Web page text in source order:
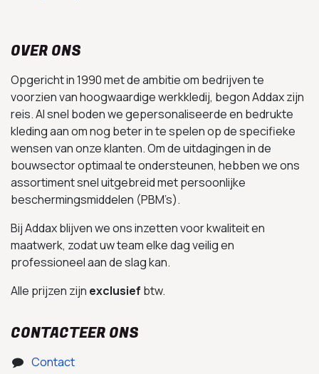
OVER ONS
Opgericht in 1990 met de ambitie om bedrijven te
voorzien van hoogwaardige werkkledij, begon Addax zijn
reis. Al snel boden we gepersonaliseerde en bedrukte
kleding aan om nog beter in te spelen op de specifieke
wensen van onze klanten. Om de uitdagingen in de
bouwsector optimaal te ondersteunen, hebben we ons
assortiment snel uitgebreid met persoonlijke
beschermingsmiddelen (PBM’s).
Bij Addax blijven we ons inzetten voor kwaliteit en
maatwerk, zodat uw team elke dag veilig en
professioneel aan de slag kan.
Alle prijzen zijn exclusief btw.
CONTACTEER ONS
Contact